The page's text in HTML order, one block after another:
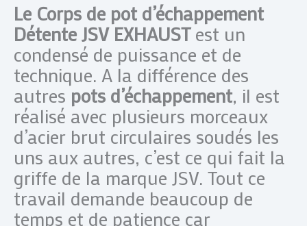
Le Corps de pot d’échappement
Détente JSV EXHAUSTest un
condensé de puissance et de
technique. A la différence des
autres pots d’échappement, il est
réalisé avec plusieurs morceaux
d’acier brut circulaires soudés les
uns aux autres, c’est ce qui fait la
griffe de la marque JSV. Tout ce
travail demande beaucoup de
temps et de patience car